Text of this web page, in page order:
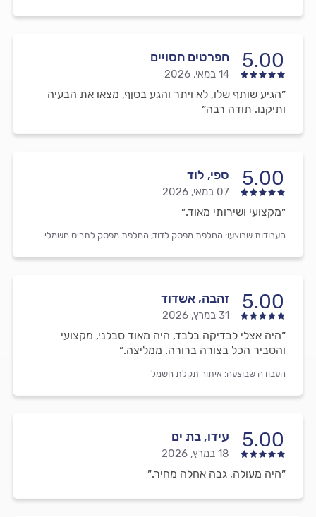
5.00 הפרטים חסויים
14 במאי, 2026
״הגיע שותף שלו, לא ויתר והגע בסןף, מצאו את הבעיה
ותיקנו. תודה רבה״
5.00 ספי, לוד
07 במאי, 2026
״מקצועי ושירותי מאוד.״
העבודות שבוצעו: החלפת מפסק לדוד, החלפת מפסק לתריס חשמלי
5.00 זהבה, אשדוד
31 במרץ, 2026
״היה אצלי לבדיקה בלבד, היה מאוד סבלני, מקצועי
והסביר הכל בצורה ברורה. ממליצה.״
העבודה שבוצעה: איתור תקלת חשמל
5.00 עידו, בת ים
18 במרץ, 2026
״היה מעולה, גבה אחלה מחיר.״